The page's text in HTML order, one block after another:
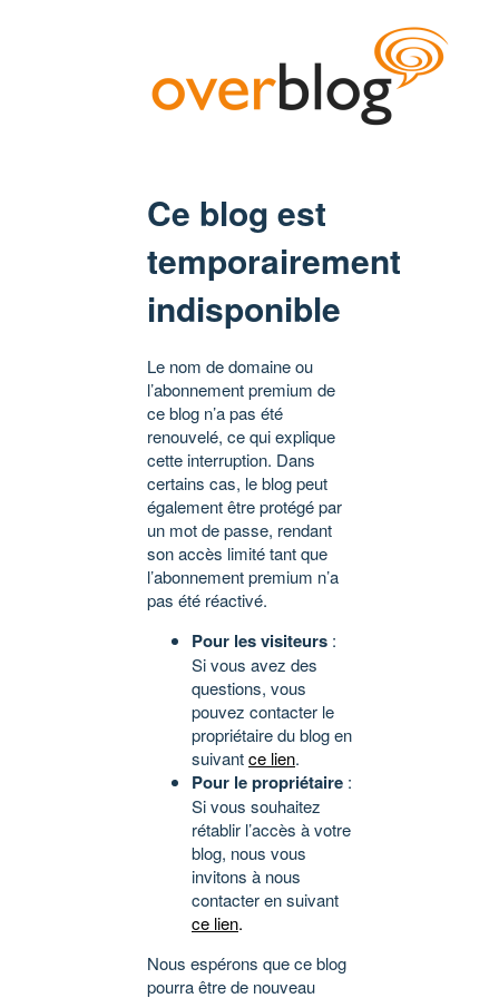
Ce blog est
temporairement
indisponible
Le nom de domaine ou
l’abonnement premium de
ce blog n’a pas été
renouvelé, ce qui explique
cette interruption. Dans
certains cas, le blog peut
également être protégé par
un mot de passe, rendant
son accès limité tant que
l’abonnement premium n’a
pas été réactivé.
Pour les visiteurs :
Si vous avez des
questions, vous
pouvez contacter le
propriétaire du blog en
suivantce lien.
Pour le propriétaire :
Si vous souhaitez
rétablir l’accès à votre
blog, nous vous
invitons à nous
contacter en suivant
ce lien.
Nous espérons que ce blog
pourra être de nouveau